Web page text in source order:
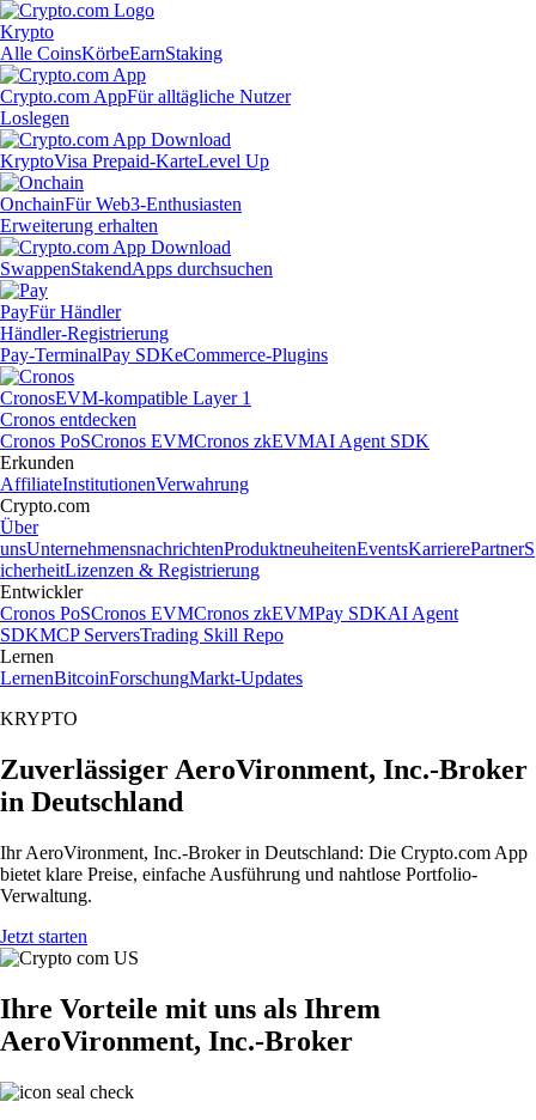
Krypto
Alle CoinsKörbeEarnStaking
Crypto.com AppFür alltägliche Nutzer
Loslegen
KryptoVisa Prepaid-KarteLevel Up
OnchainFür Web3-Enthusiasten
Erweiterung erhalten
SwappenStakendApps durchsuchen
PayFür Händler
Händler-Registrierung
Pay-TerminalPay SDKeCommerce-Plugins
CronosEVM-kompatible Layer 1
Cronos entdecken
Cronos PoSCronos EVMCronos zkEVMAI Agent SDK
Erkunden
AffiliateInstitutionenVerwahrung
Crypto.com
Über
unsUnternehmensnachrichtenProduktneuheitenEventsKarrierePartnerS
icherheitLizenzen & Registrierung
Entwickler
Cronos PoSCronos EVMCronos zkEVMPay SDKAI Agent
SDKMCP ServersTrading Skill Repo
Lernen
LernenBitcoinForschungMarkt-Updates
KRYPTO
Zuverlässiger AeroVironment, Inc.-Broker
in Deutschland
Ihr AeroVironment, Inc.-Broker in Deutschland: Die Crypto.com App
bietet klare Preise, einfache Ausführung und nahtlose Portfolio-
Verwaltung.
Jetzt starten
Ihre Vorteile mit uns als Ihrem
AeroVironment, Inc.-Broker